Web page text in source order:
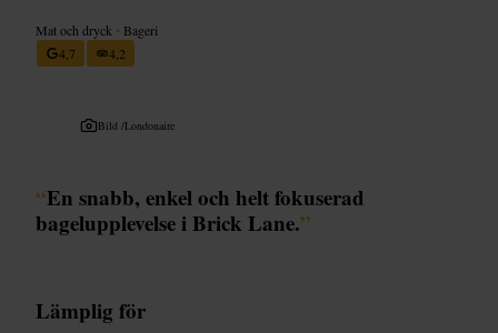
Mat och dryck • Bageri
4,7
4,2
Bild /Londonaire
“En snabb, enkel och helt fokuserad
bagelupplevelse i Brick Lane.”
Lämplig för